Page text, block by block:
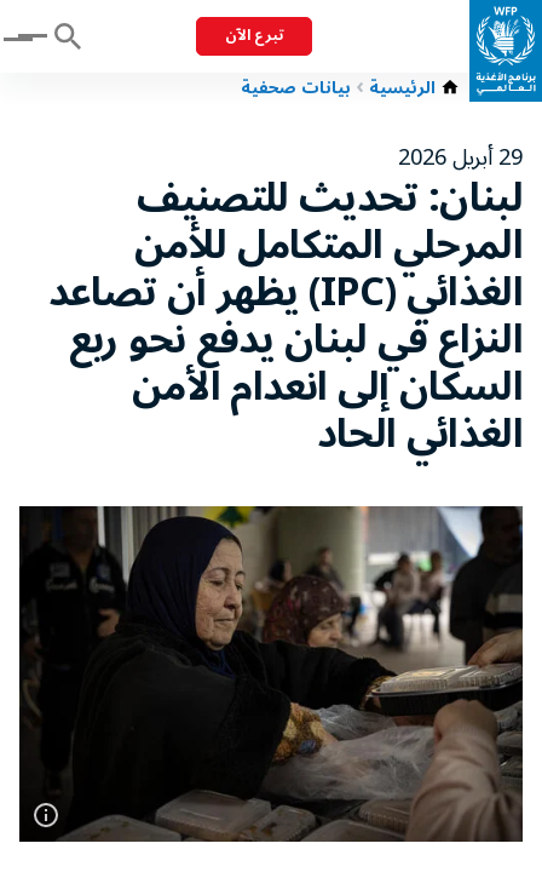
تبرع الآن Menu
الرئيسية بيانات صحفية
29 أبريل 2026
لبنان: تحديث للتصنيف
المرحلي المتكامل للأمن
الغذائي (IPC) يظهر أن تصاعد
النزاع في لبنان يدفع نحو ربع
السكان إلى انعدام الأمن
الغذائي الحاد